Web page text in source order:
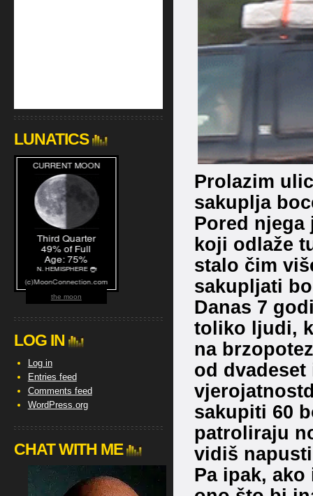
Prolazim
sakuplja
Pored njega
koji odlaže
stalo čim
sakupljati
Danas 7
toliko ljudi,
na
od
sakupiti 60
patroliraju
vidiš
Pa ipak,
LUNATICS
the moon
LOG IN
Log in
Entries feed
Comments feed
WordPress.org
CHAT WITH ME